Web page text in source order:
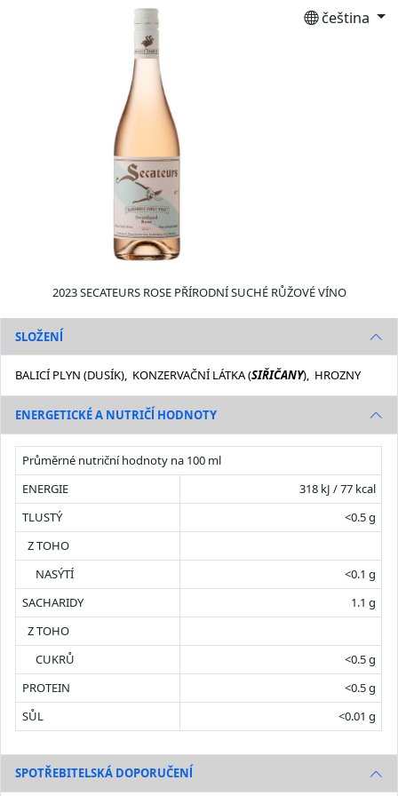
čeština
2023 SECATEURS ROSE PŘÍRODNÍ SUCHÉ RŮŽOVÉ VÍNO
SLOŽENĺ
BALICÍ PLYN (DUSÍK), KONZERVAČNÍ LÁTKA (SIŘIČANY), HROZNY
ENERGETICKÉ A NUTRIČĺ HODNOTY
Průměrné nutriční hodnoty na 100 ml
ENERGIE
318 kJ / 77 kcal
TLUSTÝ
<0.5 g
Z TOHO
NASÝTÍ
<0.1 g
SACHARIDY
1.1 g
Z TOHO
CUKRŮ
<0.5 g
PROTEIN
<0.5 g
SŮL
<0.01 g
SPOTŘEBITELSKÁ DOPORUČENĺ